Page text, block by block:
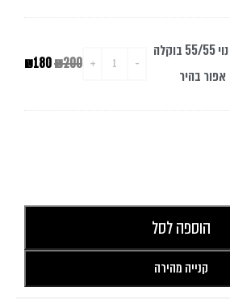
כרית נוי 55/55 בוקלה
אפור בהיר
₪200
₪180
הוספה לסל
קנייה מהירה